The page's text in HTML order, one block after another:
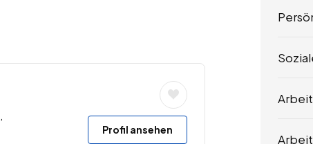
Profil ansehen